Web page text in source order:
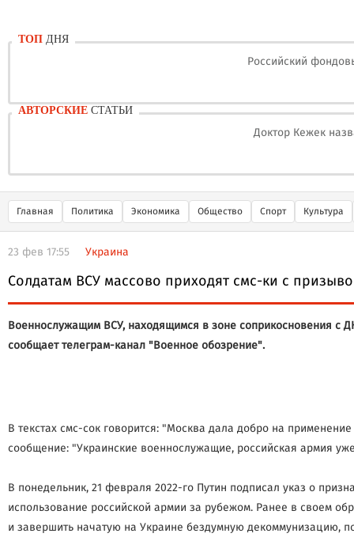
ТОП ДНЯ
Российский
АВТОРСКИЕ СТАТЬИ
Доктор Кежек
Главная Политика Экономика Общество Спорт Культура
23 фев 17:55 Украина
Солдатам ВСУ массово приходят смс-ки с
Военнослужащим ВСУ, находящимся в зоне соприкосновения с
сообщает телеграм-канал "Военное обозрение".
В текстах смс-сок говорится: "Москва дала добро на
сообщение: "Украинские военнослужащие, российская армия
В понедельник, 21 февраля 2022-го Путин подписал указ о
использование российской армии за рубежом. Ранее в своем
и завершить начатую на Украине бездумную декоммунизацию,